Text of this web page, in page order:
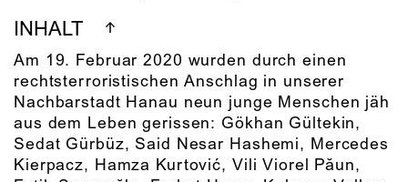
INHALT
Am 19. Februar 2020 wurden durch einen
rechtsterroristischen Anschlag in unserer
Nachbarstadt Hanau neun junge Menschen jäh
aus dem Leben gerissen: Gökhan Gültekin,
Sedat Gürbüz, Said Nesar Hashemi, Mercedes
Kierpacz, Hamza Kurtović, Vili Viorel Păun,